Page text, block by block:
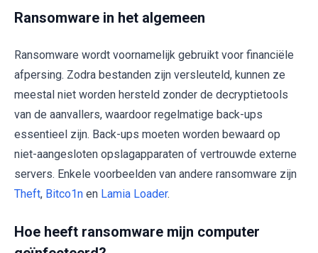
Ransomware in het algemeen
Ransomware wordt voornamelijk gebruikt voor financiële
afpersing. Zodra bestanden zijn versleuteld, kunnen ze
meestal niet worden hersteld zonder de decryptietools
van de aanvallers, waardoor regelmatige back-ups
essentieel zijn. Back-ups moeten worden bewaard op
niet-aangesloten opslagapparaten of vertrouwde externe
servers. Enkele voorbeelden van andere ransomware zijn
Theft, Bitco1n en Lamia Loader.
Hoe heeft ransomware mijn computer